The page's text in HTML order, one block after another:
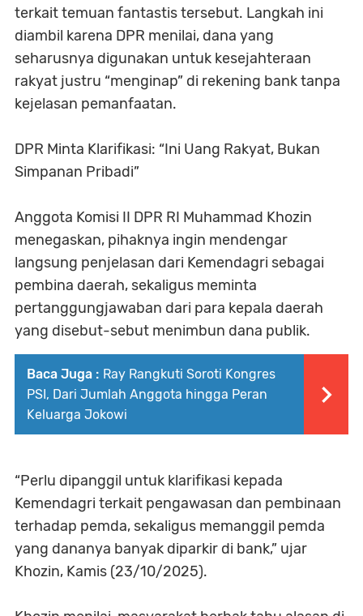
terkait temuan fantastis tersebut. Langkah ini
diambil karena DPR menilai, dana yang
seharusnya digunakan untuk kesejahteraan
rakyat justru “menginap” di rekening bank tanpa
kejelasan pemanfaatan.
DPR Minta Klarifikasi: “Ini Uang Rakyat, Bukan
Simpanan Pribadi”
Anggota Komisi II DPR RI Muhammad Khozin
menegaskan, pihaknya ingin mendengar
langsung penjelasan dari Kemendagri sebagai
pembina daerah, sekaligus meminta
pertanggungjawaban dari para kepala daerah
yang disebut-sebut menimbun dana publik.
Baca Juga : Ray Rangkuti Soroti Kongres
PSI, Dari Jumlah Anggota hingga Peran
Keluarga Jokowi
“Perlu dipanggil untuk klarifikasi kepada
Kemendagri terkait pengawasan dan pembinaan
terhadap pemda, sekaligus memanggil pemda
yang dananya banyak diparkir di bank,” ujar
Khozin, Kamis (23/10/2025).